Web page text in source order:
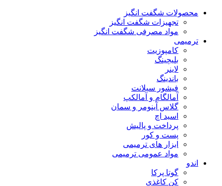
محصولات شگفت انگیز
تجهیزات شگفت انگیز
مواد مصرفی شگفت انگیز
ترمیمی
کامپوزیت
بلیچینگ
لاینر
باندینگ
فیشور سیلانت
آمالگام و آمالکپ
گلاس آینومر و سمان
اسید اچ
پرداخت و پالیش
پست و کور
ابزار های ترمیمی
مواد عمومی ترمیمی
اندو
گوتا پرکا
کن کاغذی